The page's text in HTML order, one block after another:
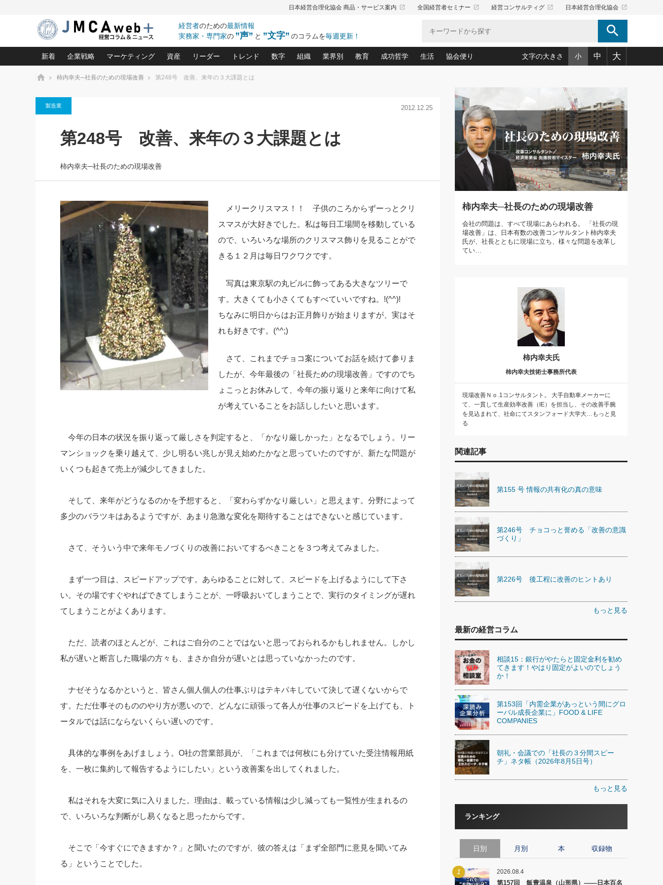
日本経営合理化協会 商品・サービス案内 launch 全国経営者セミナー launch 経営コンサルティグ launch 日本経営合理化協会 launch
経営者のための最新情報
実務家・専門家の ”声” と ”文字” のコラムを毎週更新！ search
新着
がよいのでしょうか！
2026.08.7
FOOD & LIFE COMPANIES
2026.08.5 2026.08.5
第86回 「言葉狩り」
もっとみる
企業戦略
中小企業の「１位づくり」戦略(96)
利益を最大化する「業務改善」横田尚哉氏(5)
強い会社を築く ビジネス・クリニック(240)
日本レーザー「人を大切にしながら利益を上げる経営」の極意
武器としてのM&A入門(3)
継続経営 百話百行(85)
野田久美子 香港ビジネス成功法(10)
マーケティング
ロングセラーの玉手箱(9)
は(5)
最高の自分を表現する 成功イメージ戦略(77)
資産
中国経済の最新動向(204)
事業承継の前に、決めておきたい、知っておきたい、やってお
リーダー
ピョートル・F・グジバチの『経営戦略の新常識』(12)
次もあなたにお願いしたいと思われる「一流の仕事術」(28)
社長の口ぐせ経営哲学(100)
社長の右腕をつくる 人と組織を動かす(200)
酒井英之の社長のビジョン実現道場(10)
トレンド
北村森の「今月のヒット商品」(109)
数字
おカネが残る決算書にするために、やっておきたいこと(34)
会社を守り抜くための緊急対策(100)
強い決算書の会社はココが違う！(36)
賢い社長の「経理財務の見どころ・勘どころ・ツッコミどこ
ろ」(149)
銀行交渉はこうしなさい！(12)
組織
職場の生産性を下げるハラスメントの予防策(10)
賃金決定の定石(68)
顧客・社員・社会から支持される「ウェルビーイング経営入
業界別
大久保一彦の“流行る”お店の仕組みづくり(210)
柿内幸夫─社長のための現場改善(174)
教育
あなただからお願いしたいと思われる 気配りの達人(127)
クレーム対応 実践マニュアル(92)
クレーム対応の新知識と新常識(57)
デキル社員に育てる！ 社員教育の決め手(203)
欧米資産家に学ぶ二世教育(100)
社長のための“全員営業”(30)
行動科学マネジメント(5)
成功哲学
中国哲学に学ぶ 不況は会社守成の好機(38)
令和時代の「社長の人間力の磨き方」(86)
先人の名句名言の教え 東洋思想に学ぶ経営学(132)
渡部昇一の「日本の指導者たち」(32)
生活
おのころ心平の ──社長のための「か・ら・だマネジメント」
(50)
デジタルＡＶを味方に！新・仕事術(180)
リーダー脳の鍛え方(32)
ワインを楽しむ基礎レッスン(12)
必読！社長が読むべき今月の4冊(88)
眼と耳で楽しむ読書術(162)
社長の「氣」(30)
米国スポーツ・ビジネスに学ぶ心理学(98)
高橋一喜の『これぞ！"本物の温泉"』(157)
協会便り
「愛読者通信」著者インタビュー(44)
ビジネス見聞録 経営ニュース(100)
作間信司の経営無形庵(けいえいむぎょうあん)(166)
経営セミナー情報局(1)
繁栄への着眼点 牟田太陽(76)
講話を聞いて学ぼう 実学・耳学・磨く「ミミガク」のすすめ
文字の大きさ 小 中 大
ホーム 柿内幸夫─社長のための現場改善 第248号 改善、来年の３大課題とは
製造業 2012.12.25
第248号 改善、来年の３大課題とは
柿内幸夫─社長のための現場改善
メリークリスマス！！ 子供のころからずーっとクリ
スマスが大好きでした。私は毎日工場間を移動している
ので、いろいろな場所のクリスマス飾りを見ることがで
きる１２月は毎日ワクワクです。
写真は東京駅の丸ビルに飾ってある大きなツリーで
す。大きくても小さくてもすべていいですね。!(^^)!
ちなみに明日からはお正月飾りが始まりますが、実はそ
れも好きです。(^^;)
さて、これまでチョコ案についてお話を続けて参りま
したが、今年最後の「社長ための現場改善」ですのでち
ょこっとお休みして、今年の振り返りと来年に向けて私
が考えていることをお話ししたいと思います。
今年の日本の状況を振り返って厳しさを判定すると、「かなり厳しかった」となるでしょう。リー
マンショックを乗り越えて、少し明るい兆しが見え始めたかなと思っていたのですが、新たな問題が
いくつも起きて売上が減少してきました。
そして、来年がどうなるのかを予想すると、「変わらずかなり厳しい」と思えます。分野によって
多少のバラツキはあるようですが、あまり急激な変化を期待することはできないと感じています。
さて、そういう中で来年モノづくりの改善においてするべきことを３つ考えてみました。
まず一つ目は、スピードアップです。あらゆることに対して、スピードを上げるようにして下さ
い。その場ですぐやればできてしまうことが、一呼吸おいてしまうことで、実行のタイミングが遅れ
てしまうことがよくあります。
ただ、読者のほとんどが、これはご自分のことではないと思っておられるかもしれません。しかし
私が遅いと断言した職場の方々も、まさか自分が遅いとは思っていなかったのです。
ナゼそうなるかというと、皆さん個人個人の仕事ぶりはテキパキしていて決して遅くないからで
す。ただ仕事そのもののやり方が悪いので、どんなに頑張って各人が仕事のスピードを上げても、ト
ータルでは話にならないくらい遅いのです。
具体的な事例をあげましょう。O社の営業部員が、「これまでは何枚にも分けていた受注情報用紙
を、一枚に集約して報告するようにしたい」という改善案を出してくれました。
私はそれを大変に気に入りました。理由は、載っている情報は少し減っても一覧性が生まれるの
で、いろいろな判断がし易くなると思ったからです。
そこで「今すぐにできますか？」と聞いたのですが、彼の答えは「まず全部門に意見を聞いてみ
る」ということでした。
柿内幸夫─社長のための現場改善
会社の問題は、すべて現場にあらわれる。 「社長の現
場改善」は、日本有数の改善コンサルタント柿内幸夫
氏が、社長とともに現場に立ち、様々な問題を改革し
てい…
柿内幸夫氏
柿内幸夫技術士事務所代表
現場改善Ｎｏ.1コンサルタント。 大手自動車メーカーに
て、一貫して生産効率改善（IE）を担当し、その改善手腕
を見込まれて、社命にてスタンフォード大学大…もっと見
る
関連記事
第155 号 情報の共有化の真の意味
第246号 チョコっと誉める「改善の意識
づくり」
第226号 後工程に改善のヒントあり
もっと見る
最新の経営コラム
相談15：銀行がやたらと固定金利を勧め
てきます！やはり固定がよいのでしょう
か！
第153回「内需企業があっという間にグロ
ーバル成長企業に」FOOD & LIFE
COMPANIES
朝礼・会議での「社長の３分間スピー
チ」ネタ帳（2026年8月5日号）
もっと見る
ランキング
日別 月別 本 収録物
1 2026.08.4
第157回 飯豊温泉（山形県）――日本百名